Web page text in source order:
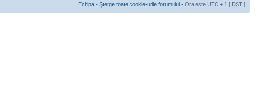
Echipa • Şterge toate cookie-urile forumului • Ora este UTC + 1 [ DST ]